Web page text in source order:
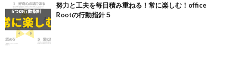
努力と工夫を毎日積み重ねる！常に楽しむ！office
Rootの行動指針５